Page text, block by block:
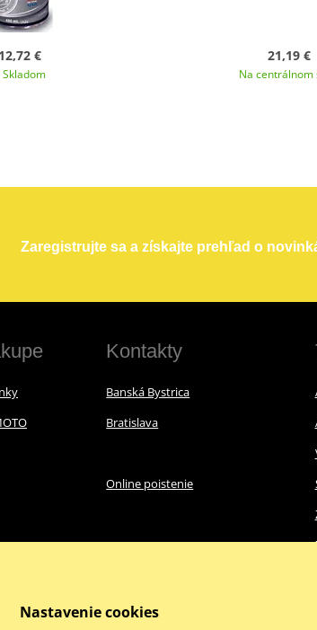
12,72 €
Skladom
21,19 €
Na centrálnom
Zaregistrujte sa a získajte prehľad o
Kontakty
Banská Bystrica
Bratislava
Online poistenie
Nastavenie cookies